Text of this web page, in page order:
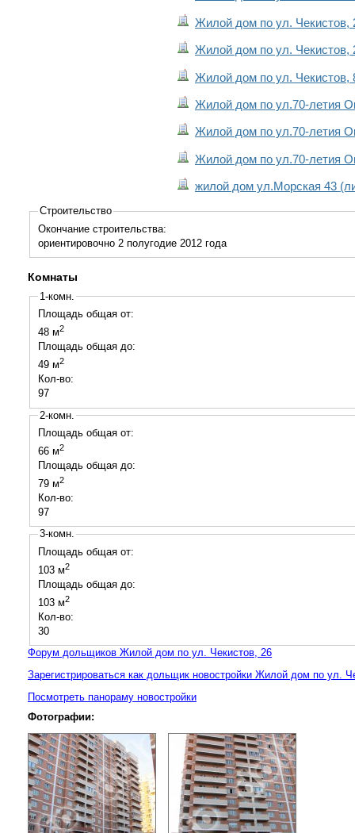
Жилой дом по ул. Чекистов,
Жилой дом по ул. Чекистов,
Жилой дом по ул. Чекистов,
Жилой дом по ул.70-летия
Жилой дом по ул.70-летия
Жилой дом по ул.70-летия
жилой дом ул.Морская 43
Строительство
Окончание строительства:
ориентировочно 2 полугодие 2012 года
Комнаты
1-комн.
Площадь общая от:
48 м2
Площадь общая до:
49 м2
Кол-во:
97
2-комн.
Площадь общая от:
66 м2
Площадь общая до:
79 м2
Кол-во:
97
3-комн.
Площадь общая от:
103 м2
Площадь общая до:
103 м2
Кол-во:
30
Форум дольщиков Жилой дом по ул. Чекистов, 26
Зарегистрироваться как дольщик новостройки Жилой дом по ул.
Посмотреть панораму новостройки
Фотографии: